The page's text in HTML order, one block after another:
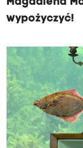
wypożyczyć!